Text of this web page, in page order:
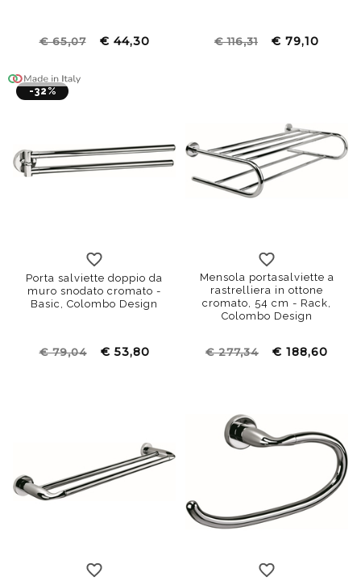
€ 65,07 € 44,30 € 116,31 € 79,10
-32%
Porta salviette doppio da
muro snodato cromato -
Basic, Colombo Design
€ 79,04 € 53,80
Mensola portasalviette a
rastrelliera in ottone
cromato, 54 cm - Rack,
Colombo Design
€ 277,34 € 188,60